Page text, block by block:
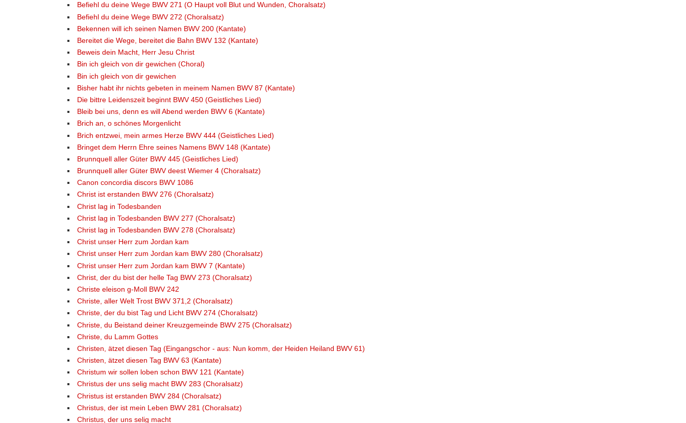
Befiehl du deine Wege BWV 271 (O Haupt voll Blut und Wunden, Choralsatz)
Befiehl du deine Wege BWV 272 (Choralsatz)
Bekennen will ich seinen Namen BWV 200 (Kantate)
Bereitet die Wege, bereitet die Bahn BWV 132 (Kantate)
Beweis dein Macht, Herr Jesu Christ
Bin ich gleich von dir gewichen (Choral)
Bin ich gleich von dir gewichen
Bisher habt ihr nichts gebeten in meinem Namen BWV 87 (Kantate)
Die bittre Leidenszeit beginnt BWV 450 (Geistliches Lied)
Bleib bei uns, denn es will Abend werden BWV 6 (Kantate)
Brich an, o schönes Morgenlicht
Brich entzwei, mein armes Herze BWV 444 (Geistliches Lied)
Bringet dem Herrn Ehre seines Namens BWV 148 (Kantate)
Brunnquell aller Güter BWV 445 (Geistliches Lied)
Brunnquell aller Güter BWV deest Wiemer 4 (Choralsatz)
Canon concordia discors BWV 1086
Christ ist erstanden BWV 276 (Choralsatz)
Christ lag in Todesbanden
Christ lag in Todesbanden BWV 277 (Choralsatz)
Christ lag in Todesbanden BWV 278 (Choralsatz)
Christ unser Herr zum Jordan kam
Christ unser Herr zum Jordan kam BWV 280 (Choralsatz)
Christ unser Herr zum Jordan kam BWV 7 (Kantate)
Christ, der du bist der helle Tag BWV 273 (Choralsatz)
Christe eleison g-Moll BWV 242
Christe, aller Welt Trost BWV 371,2 (Choralsatz)
Christe, der du bist Tag und Licht BWV 274 (Choralsatz)
Christe, du Beistand deiner Kreuzgemeinde BWV 275 (Choralsatz)
Christe, du Lamm Gottes
Christen, ätzet diesen Tag (Eingangschor - aus: Nun komm, der Heiden Heiland BWV 61)
Christen, ätzet diesen Tag BWV 63 (Kantate)
Christum wir sollen loben schon BWV 121 (Kantate)
Christus der uns selig macht BWV 283 (Choralsatz)
Christus ist erstanden BWV 284 (Choralsatz)
Christus, der ist mein Leben BWV 281 (Choralsatz)
Christus, der uns selig macht